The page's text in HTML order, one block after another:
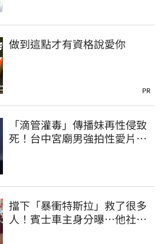
做到這點才有資格說愛你
PR
「滴管灌毒」傳播妹再性侵致
死！台中宮廟男強拍性愛片
擋下「暴衝特斯拉」救了很多
人！賓士車主身分曝…他社群